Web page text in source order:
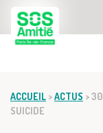
ACCUEIL >ACTUS >
SUICIDE